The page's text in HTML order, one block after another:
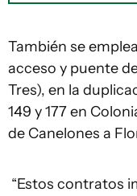
También se
acceso y puente
Tres), en la
149 y 177 en
de Canelones a
“Estos contratos